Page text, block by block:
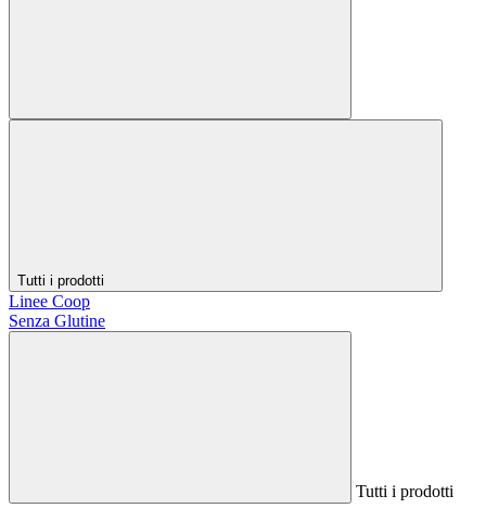
Tutti i prodotti
Linee Coop
Senza Glutine
Tutti i prodotti